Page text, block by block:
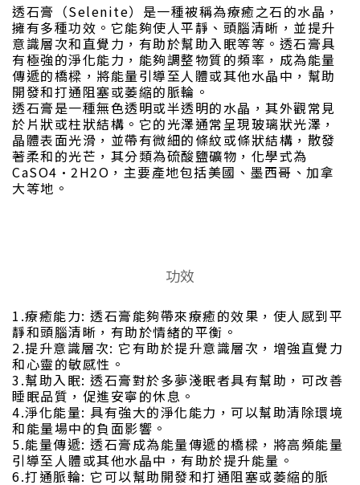
透石膏（Selenite）是一種被稱為療癒之石的水晶，
擁有多種功效。它能夠使人平靜、頭腦清晰，並提升
意識層次和直覺力，有助於幫助入眠等等。透石膏具
有極強的淨化能力，能夠調整物質的頻率，成為能量
傳遞的橋樑，將能量引導至人體或其他水晶中，幫助
開發和打通阻塞或萎縮的脈輪。
透石膏是一種無色透明或半透明的水晶，其外觀常見
於片狀或柱狀結構。它的光澤通常呈現玻璃狀光澤，
晶體表面光滑，並帶有微細的條紋或條狀結構，散發
著柔和的光芒，其分類為硫酸鹽礦物，化學式為
CaSO4·2H2O，主要產地包括美國、墨西哥、加拿
大等地。
功效
1.療癒能力: 透石膏能夠帶來療癒的效果，使人感到平
靜和頭腦清晰，有助於情緒的平衡。
2.提升意識層次: 它有助於提升意識層次，增強直覺力
和心靈的敏感性。
3.幫助入眠: 透石膏對於多夢淺眠者具有幫助，可改善
睡眠品質，促進安寧的休息。
4.淨化能量: 具有強大的淨化能力，可以幫助清除環境
和能量場中的負面影響。
5.能量傳遞: 透石膏成為能量傳遞的橋樑，將高頻能量
引導至人體或其他水晶中，有助於提升能量。
6.打通脈輪: 它可以幫助開發和打通阻塞或萎縮的脈